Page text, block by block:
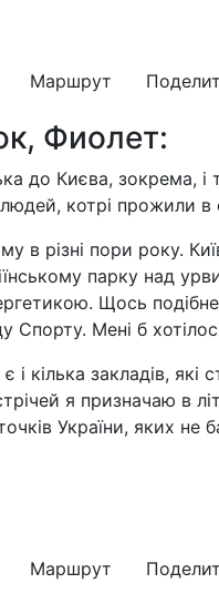
Маршрут
Фиолет:
до Києва, зокрема,
котрі прожили
в різні пори року.
парку над
Щось
Мені б
кілька закладів, які
я призначаю в
України, яких не
Маршрут